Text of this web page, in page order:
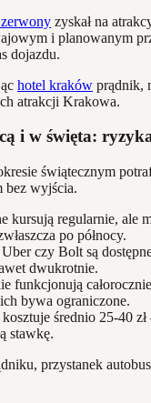
zyskał na
i planowanym
dojazdu.
hotel kraków prądnik,
atrakcji Krakowa.
i w święta:
świątecznym
bez wyjścia.
kursują regularnie, ale
po północy.
czy Bolt są
dwukrotnie.
funkcjonują
bywa ograniczone.
średnio 25-40
stawkę.